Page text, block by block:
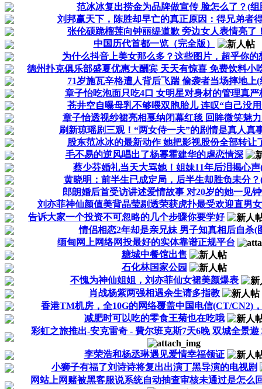
范冰冰复出捞金为品牌做宣传 脸怎么了？(组
刘邦赢天下，陈胜却早亡的真正原因：得兄弟者
张伦硕跪榴莲向钟丽缇道歉 旁边女人表情亮了
中国历代首都一览（完全版）
为什么抖音上美女那么多？这些图片，超乎你的
德州扑克俱乐部盛夏优惠大酬宾 天天有惊喜 免费饮料小
71岁施瓦辛格遭人背后飞踹 偷袭者当场摔地上(
章子怡吃泡面只吃4口 女明星对身材的管理真严
苍井空自曝母乳不够喂双胞胎儿 连叹“自己没
章子怡透视纱裙亮相戛纳闭幕红毯 回眸微笑魅
刷新琼瑶剧三观！“两女侍一夫”的剧情是真人真
股东范冰冰的最新动作 她把影视股份全部转让
毛不易的逆风唱出了杨幂霍建华的虐恋情深
蔡少芬婚礼当天大骂她！姐妹11年后泪揭心声
黄晓明：前半生已成定局，后半生却胜负未分？
郎朗婚后首受访讲述爱情故事 对20岁的她一见
刘亦菲神仙颜值美背晶莹剔透荣获虎扑最受欢迎直男
告诉大家一个投资不可忽略的几个步骤你要学好
情侣相恋2年却是亲兄妹 男子知真相后自杀(
缅甸网上网络网投最好的实体靠谱正规平台
糖城中餐馆出售
石化林国家公园
不愧为神仙姐姐，刘亦菲仙女裙美颜爆表
肖战杨紫两强相遇余生请多指教
香港TM机房，全10G的网络覆盖中国电信(CT/CN2)
减肥时可以吃的零食王菊也在吃哦
彩虹之旅推出-安克雷奇 - 費尔班克斯7天6晚 双城全景遊
李荣浩和杨丞琳遇见爱情幸福领证
小狮子有福了刘诗诗将复出出演丁黑导演的电视剧
网站上网赌被黑客服说系统自动抽查审核未通过是怎么